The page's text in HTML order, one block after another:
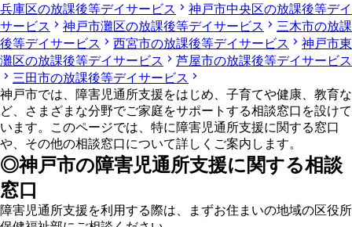
兵庫区の放課後等デイサービス
神戸市中央区の放課後等デイ
サービス
神戸市灘区の放課後等デイサービス
三木市の放課
後等デイサービス
西宮市の放課後等デイサービス
神戸市東
灘区の放課後等デイサービス
芦屋市の放課後等デイサービス
三田市の放課後等デイサービス
神戸市では、障害児通所支援をはじめ、子育てや健康、教育な
ど、さまざまな分野でご家庭をサポートする相談窓口を設けて
います。このページでは、特に障害児通所支援に関する窓口
や、その他の相談窓口について詳しくご案内します。
◎神戸市の障害児通所支援に関する相談
窓口
障害児通所支援を利用する際は、まずお住まいの地域の区役所